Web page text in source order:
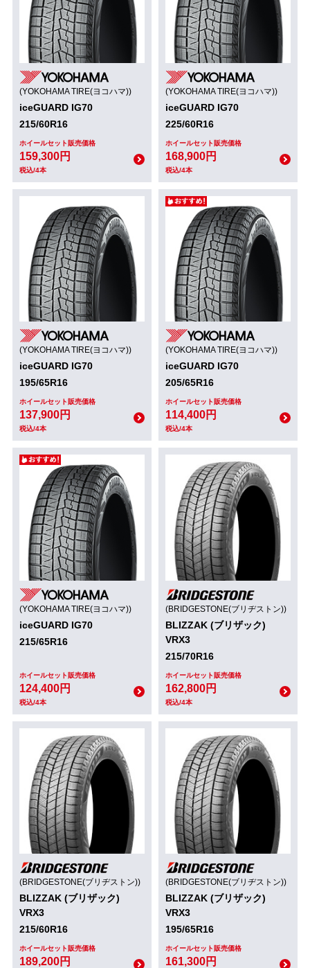
(YOKOHAMA TIRE(ヨコハマ))
iceGUARD IG70
215/60R16
ホイールセット販売価格
159,300円
税込/4本
(YOKOHAMA TIRE(ヨコハマ))
iceGUARD IG70
225/60R16
ホイールセット販売価格
168,900円
税込/4本
(YOKOHAMA TIRE(ヨコハマ))
iceGUARD IG70
195/65R16
ホイールセット販売価格
137,900円
税込/4本
(YOKOHAMA TIRE(ヨコハマ))
iceGUARD IG70
205/65R16
ホイールセット販売価格
114,400円
税込/4本
(YOKOHAMA TIRE(ヨコハマ))
iceGUARD IG70
215/65R16
ホイールセット販売価格
124,400円
税込/4本
(BRIDGESTONE(ブリヂストン))
BLIZZAK (ブリザック)
VRX3
215/70R16
ホイールセット販売価格
162,800円
税込/4本
(BRIDGESTONE(ブリヂストン))
BLIZZAK (ブリザック)
VRX3
215/60R16
ホイールセット販売価格
189,200円
(BRIDGESTONE(ブリヂストン))
BLIZZAK (ブリザック)
VRX3
195/65R16
ホイールセット販売価格
161,300円